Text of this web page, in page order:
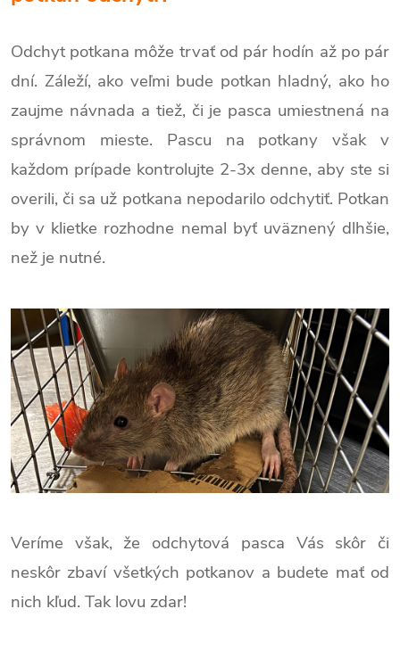
Odchyt potkana môže trvať od pár hodín až po pár
dní. Záleží, ako veľmi bude potkan hladný, ako ho
zaujme návnada a tiež, či je pasca umiestnená na
správnom mieste. Pascu na potkany však v
každom prípade kontrolujte 2-3x denne, aby ste si
overili, či sa už potkana nepodarilo odchytiť. Potkan
by v klietke rozhodne nemal byť uväznený dlhšie,
než je nutné.
Veríme však, že odchytová pasca Vás skôr či
neskôr zbaví všetkých potkanov a budete mať od
nich kľud. Tak lovu zdar!